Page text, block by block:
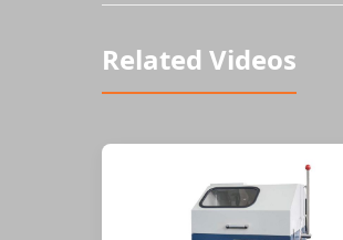
Related Videos